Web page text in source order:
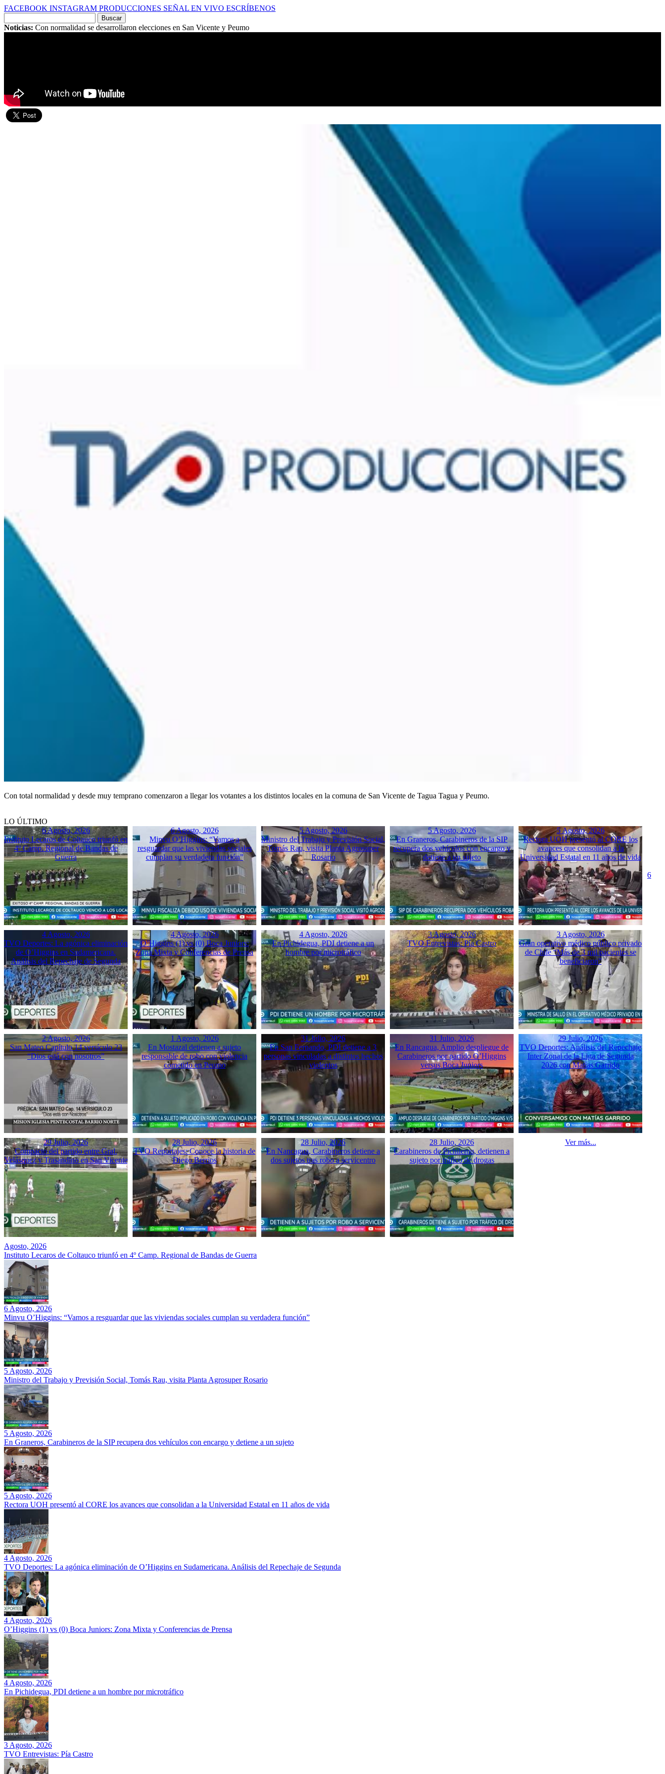
FACEBOOK INSTAGRAM PRODUCCIONES SEÑAL EN VIVO ESCRÍBENOS
por:
Noticias: Con normalidad se desarrollaron elecciones en San Vicente y Peumo
Con total normalidad y desde muy temprano comenzaron a llegar los votantes a los distintos locales en la comuna de San Vicente de Tagua Tagua y Peumo.
LO ÚLTIMO
6 Agosto, 2026
Instituto Lecaros de Coltauco triunfó en
4º Camp. Regional de Bandas de
Guerra
6 Agosto, 2026
Minvu O’Higgins: “Vamos a
resguardar que las viviendas sociales
cumplan su verdadera función”
5 Agosto, 2026
Ministro del Trabajo y Previsión Social,
Tomás Rau, visita Planta Agrosuper
Rosario
5 Agosto, 2026
En Graneros, Carabineros de la SIP
recupera dos vehículos con encargo y
detiene a un sujeto
5 Agosto, 2026
Rectora UOH presentó al CORE los
avances que consolidan a la
Universidad Estatal en 11 años de vida
4 Agosto, 2026
TVO Deportes: La agónica eliminación
de O’Higgins en Sudamericana.
Análisis del Repechaje de Segunda
4 Agosto, 2026
O’Higgins (1) vs (0) Boca Juniors:
Zona Mixta y Conferencias de Prensa
4 Agosto, 2026
En Pichidegua, PDI detiene a un
hombre por microtráfico
3 Agosto, 2026
TVO Entrevistas: Pía Castro
3 Agosto, 2026
Gran operativo médico público privado
de Chile “Más de 3 mil pacientes se
beneficiaron”
2 Agosto, 2026
San Mateo Capítulo 14 versículo 23
“Dios está con nosotros”
1 Agosto, 2026
En Mostazal detienen a sujeto
responsable de robo con violencia
cometido en Peumo
31 Julio, 2026
En San Fernando, PDI detiene a 3
personas vinculadas a distintos hechos
violentos
31 Julio, 2026
En Rancagua, Amplio despliegue de
Carabineros por partido O’Higgins
versus Boca Juniors
29 Julio, 2026
TVO Deportes: Análisis del Repechaje
Inter Zonal de la Liga de Segunda
2026 con Matías Garrido
29 Julio, 2026
Compacto del partido entre Gral.
Velásquez y Trasandino en San Vicente
28 Julio, 2026
TVO Reportajes: Conoce la historia de
Diego Berrios
28 Julio, 2026
En Nancagua, Carabineros detiene a
dos sujetos tras robo a servicentro
28 Julio, 2026
Carabineros de Pichilemu, detienen a
sujeto por tráfico de drogas
Ver más...
6
Agosto, 2026
Instituto Lecaros de Coltauco triunfó en 4º Camp. Regional de Bandas de Guerra
6 Agosto, 2026
Minvu O’Higgins: “Vamos a resguardar que las viviendas sociales cumplan su verdadera función”
5 Agosto, 2026
Ministro del Trabajo y Previsión Social, Tomás Rau, visita Planta Agrosuper Rosario
5 Agosto, 2026
En Graneros, Carabineros de la SIP recupera dos vehículos con encargo y detiene a un sujeto
5 Agosto, 2026
Rectora UOH presentó al CORE los avances que consolidan a la Universidad Estatal en 11 años de vida
4 Agosto, 2026
TVO Deportes: La agónica eliminación de O’Higgins en Sudamericana. Análisis del Repechaje de Segunda
4 Agosto, 2026
O’Higgins (1) vs (0) Boca Juniors: Zona Mixta y Conferencias de Prensa
4 Agosto, 2026
En Pichidegua, PDI detiene a un hombre por microtráfico
3 Agosto, 2026
TVO Entrevistas: Pía Castro